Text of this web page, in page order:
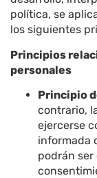
política, se
los siguientes
Principios
personales
Principio
contrario,
ejercerse
informada
podrán